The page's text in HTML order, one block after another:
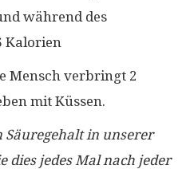
während des
Kalorien
Mensch verbringt 2
mit Küssen.
Säuregehalt in unserer
dies jedes Mal nach jeder